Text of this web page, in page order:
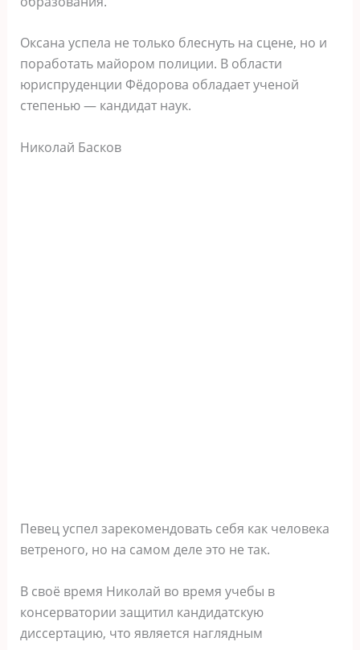
Оксана успела не только блеснуть на сцене, но и
поработать майором полиции. В области
юриспруденции Фёдорова обладает ученой
степенью — кандидат наук.
Николай Басков
Певец успел зарекомендовать себя как человека
ветреного, но на самом деле это не так.
В своё время Николай во время учебы в
консерватории защитил кандидатскую
диссертацию, что является наглядным